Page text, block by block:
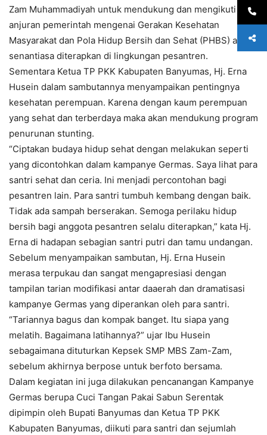
Zam Muhammadiyah untuk mendukung dan mengikuti
anjuran pemerintah mengenai Gerakan Kesehatan
Masyarakat dan Pola Hidup Bersih dan Sehat (PHBS) agar
senantiasa diterapkan di lingkungan pesantren.
Sementara Ketua TP PKK Kabupaten Banyumas, Hj. Erna
Husein dalam sambutannya menyampaikan pentingnya
kesehatan perempuan. Karena dengan kaum perempuan
yang sehat dan terberdaya maka akan mendukung program
penurunan stunting.
“Ciptakan budaya hidup sehat dengan melakukan seperti
yang dicontohkan dalam kampanye Germas. Saya lihat para
santri sehat dan ceria. Ini menjadi percontohan bagi
pesantren lain. Para santri tumbuh kembang dengan baik.
Tidak ada sampah berserakan. Semoga perilaku hidup
bersih bagi anggota pesantren selalu diterapkan,” kata Hj.
Erna di hadapan sebagian santri putri dan tamu undangan.
Sebelum menyampaikan sambutan, Hj. Erna Husein
merasa terpukau dan sangat mengapresiasi dengan
tampilan tarian modifikasi antar daaerah dan dramatisasi
kampanye Germas yang diperankan oleh para santri.
“Tariannya bagus dan kompak banget. Itu siapa yang
melatih. Bagaimana latihannya?” ujar Ibu Husein
sebagaimana dituturkan Kepsek SMP MBS Zam-Zam,
sebelum akhirnya berpose untuk berfoto bersama.
Dalam kegiatan ini juga dilakukan pencanangan Kampanye
Germas berupa Cuci Tangan Pakai Sabun Serentak
dipimpin oleh Bupati Banyumas dan Ketua TP PKK
Kabupaten Banyumas, diikuti para santri dan sejumlah